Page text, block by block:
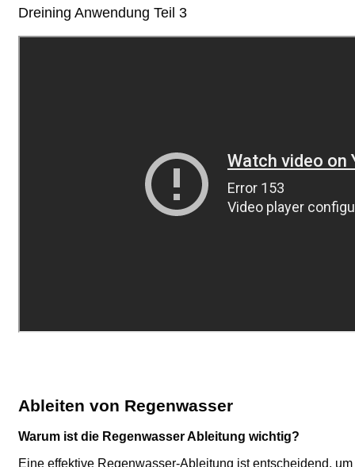
Dreining Anwendung Teil 3
Ableiten von Regenwasser
Warum ist die Regenwasser Ableitung wichtig?
Eine effektive Regenwasser-Ableitung ist entscheidend, um